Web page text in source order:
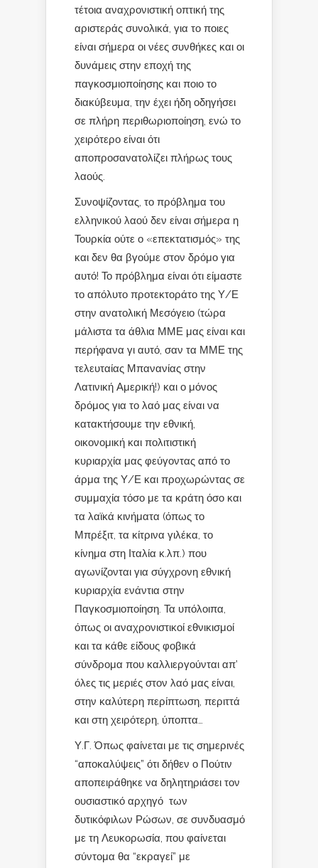
τέτοια αναχρονιστική οπτική της
αριστεράς συνολικά, για το ποιες
είναι σήμερα οι νέες συνθήκες και οι
δυνάμεις στην εποχή της
παγκοσμιοποίησης και ποιο το
διακύβευμα, την έχει ήδη οδηγήσει
σε πλήρη περιθωριοποίηση, ενώ το
χειρότερο είναι ότι
αποπροσανατολίζει πλήρως τους
λαούς.
Συνοψίζοντας, το πρόβλημα του
ελληνικού λαού δεν είναι σήμερα η
Τουρκία ούτε ο «επεκτατισμός» της
και δεν θα βγούμε στον δρόμο για
αυτό! Το πρόβλημα είναι ότι είμαστε
το απόλυτο προτεκτοράτο της Υ/Ε
στην ανατολική Μεσόγειο (τώρα
μάλιστα τα άθλια ΜΜΕ μας είναι και
περήφανα γι αυτό, σαν τα ΜΜΕ της
τελευταίας Μπανανίας στην
Λατινική Αμερική!) και ο μόνος
δρόμος για το λαό μας είναι να
κατακτήσουμε την εθνική,
οικονομική και πολιτιστική
κυριαρχία μας φεύγοντας από το
άρμα της Υ/Ε και προχωρώντας σε
συμμαχία τόσο με τα κράτη όσο και
τα λαϊκά κινήματα (όπως το
Μπρέξιτ, τα κίτρινα γιλέκα, το
κίνημα στη Ιταλία κ.λπ.) που
αγωνίζονται για σύγχρονη εθνική
κυριαρχία ενάντια στην
Παγκοσμιοποίηση. Τα υπόλοιπα,
όπως οι αναχρονιστικοί εθνικισμοί
και τα κάθε είδους φοβικά
σύνδρομα που καλλιεργούνται απ’
όλες τις μεριές στον λαό μας είναι,
στην καλύτερη περίπτωση, περιττά
και στη χειρότερη, ύποπτα…
Υ.Γ. Όπως φαίνεται με τις σημερινές
“αποκαλύψεις” ότι δήθεν ο Πούτιν
αποπειράθηκε να δηλητηριάσει τον
ουσιαστικό αρχηγό των
δυτικόφιλων Ρώσων, σε συνδυασμό
με τη Λευκορωσία, που φαίνεται
σύντομα θα “εκραγεί” με